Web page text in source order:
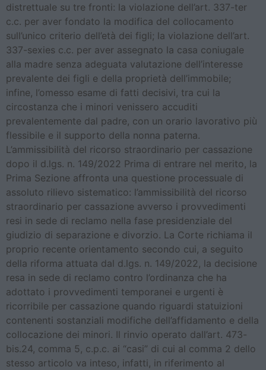
distrettuale su tre fronti: la violazione dell’art. 337-ter
c.c. per aver fondato la modifica del collocamento
sull’unico criterio dell’età dei figli; la violazione dell’art.
337-sexies c.c. per aver assegnato la casa coniugale
alla madre senza adeguata valutazione dell’interesse
prevalente dei figli e della proprietà dell’immobile;
infine, l’omesso esame di fatti decisivi, tra cui la
circostanza che i minori venissero accuditi
prevalentemente dal padre, con un orario lavorativo più
flessibile e il supporto della nonna paterna.
L’ammissibilità del ricorso straordinario per cassazione
dopo il d.lgs. n. 149/2022 Prima di entrare nel merito, la
Prima Sezione affronta una questione processuale di
assoluto rilievo sistematico: l’ammissibilità del ricorso
straordinario per cassazione avverso i provvedimenti
resi in sede di reclamo nella fase presidenziale del
giudizio di separazione e divorzio. La Corte richiama il
proprio recente orientamento secondo cui, a seguito
della riforma attuata dal d.lgs. n. 149/2022, la decisione
resa in sede di reclamo contro l’ordinanza che ha
adottato i provvedimenti temporanei e urgenti è
ricorribile per cassazione quando riguardi statuizioni
contenenti sostanziali modifiche dell’affidamento e della
collocazione dei minori. Il rinvio operato dall’art. 473-
bis.24, comma 5, c.p.c. ai “casi” di cui al comma 2 dello
stesso articolo va inteso, infatti, in riferimento al